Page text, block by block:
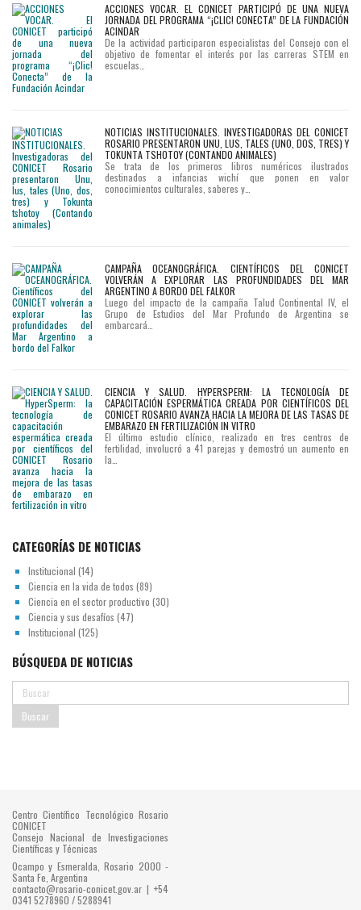
ACCIONES VOCAR. EL CONICET PARTICIPÓ DE UNA NUEVA
JORNADA DEL PROGRAMA “¡CLIC! CONECTA” DE LA FUNDACIÓN
ACINDAR
De la actividad participaron especialistas del Consejo con el
objetivo de fomentar el interés por las carreras STEM en
escuelas…
NOTICIAS INSTITUCIONALES. INVESTIGADORAS DEL CONICET
ROSARIO PRESENTARON UNU, LUS, TALES (UNO, DOS, TRES) Y
TOKUNTA TSHOTOY (CONTANDO ANIMALES)
Se trata de los primeros libros numéricos ilustrados
destinados a infancias wichí que ponen en valor
conocimientos culturales, saberes y…
CAMPAÑA OCEANOGRÁFICA. CIENTÍFICOS DEL CONICET
VOLVERÁN A EXPLORAR LAS PROFUNDIDADES DEL MAR
ARGENTINO A BORDO DEL FALKOR
Luego del impacto de la campaña Talud Continental IV, el
Grupo de Estudios del Mar Profundo de Argentina se
embarcará…
CIENCIA Y SALUD. HYPERSPERM: LA TECNOLOGÍA DE
CAPACITACIÓN ESPERMÁTICA CREADA POR CIENTÍFICOS DEL
CONICET ROSARIO AVANZA HACIA LA MEJORA DE LAS TASAS DE
EMBARAZO EN FERTILIZACIÓN IN VITRO
El último estudio clínico, realizado en tres centros de
fertilidad, involucró a 41 parejas y demostró un aumento en
la…
CATEGORÍAS DE NOTICIAS
Institucional (14)
Ciencia en la vida de todos (89)
Ciencia en el sector productivo (30)
Ciencia y sus desafíos (47)
Institucional (125)
BÚSQUEDA DE NOTICIAS
Centro Científico Tecnológico Rosario
CONICET
Consejo Nacional de Investigaciones
Científicas y Técnicas
Ocampo y Esmeralda, Rosario 2000 -
Santa Fe, Argentina
contacto@rosario-conicet.gov.ar | +54
0341 5278960 / 5288941